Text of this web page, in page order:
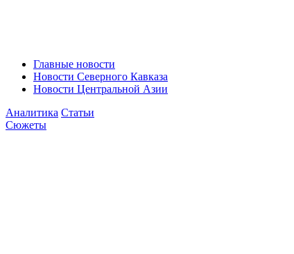
Главные новости
Новости Северного Кавказа
Новости Центральной Азии
Аналитика Статьи
Сюжеты